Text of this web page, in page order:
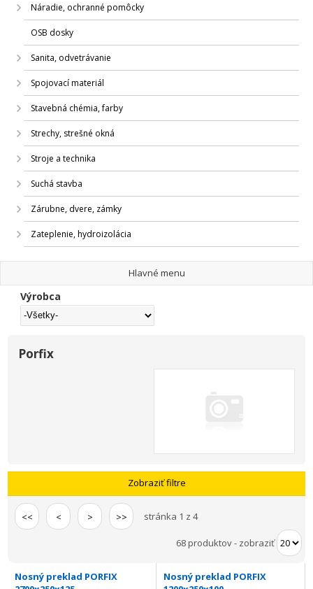
Náradie, ochranné pomôcky
OSB dosky
Sanita, odvetrávanie
Spojovací materiál
Stavebná chémia, farby
Strechy, strešné okná
Stroje a technika
Suchá stavba
Zárubne, dvere, zámky
Zateplenie, hydroizolácia
Hlavné menu
Výrobca
Porfix
Zobraziť filtre
<< < > >> stránka 1 z 4
68 produktov- zobraziť
Nosný preklad PORFIX
Nosný preklad PORFIX